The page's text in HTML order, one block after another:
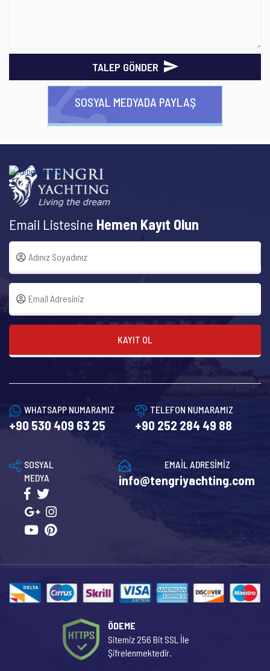
TALEP GÖNDER
SOSYAL MEDYADA PAYLAŞ
Email Listesine Hemen Kayıt Olun
KAYIT OL
WHATSAPP NUMARAMIZ
+90 530 409 63 25
TELEFON NUMARAMIZ
+90 252 284 49 88
EMAİL ADRESİMİZ
info@tengriyachting.com
SOSYAL
MEDYA
ÖDEME
Sitemiz 256 Bit SSL İle
Şifrelenmektedir.